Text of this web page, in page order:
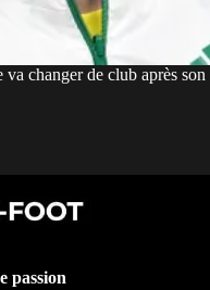
changer de club après
passion